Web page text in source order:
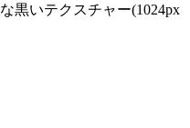
黒いテクスチャー(1024px